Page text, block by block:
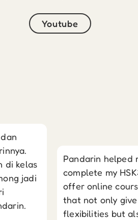
Youtube
di kelas
jadi
Pandarin helped
complete my
offer online
that not only
flexibilities but